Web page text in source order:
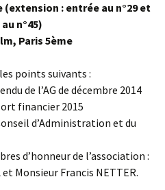
: entrée au n°29 et
n°45)
Paris 5ème
points suivants :
de l’AG de décembre 2014
financier 2015
d’Administration et du
d’honneur de l’association :
Monsieur Francis NETTER.